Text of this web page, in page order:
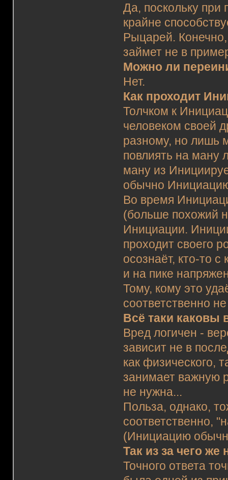
Да, поскольку при
крайне
Рыцарей.
займет не в
Можно ли
Нет.
Как проходит
Толчком к
человеком своей
разному, но лишь
повлиять на ману
ману из
обычно
Во время
(больше похожий
Инициации.
проходит своего
осознаёт, кто-то с
и на пике
Тому, кому это
соответственно
Всё таки каковы
Вред логичен -
зависит не в
как физического,
занимает важную
не нужна...
Польза, однако,
соответственно,
(Инициацию
Так из за чего
Точного ответа